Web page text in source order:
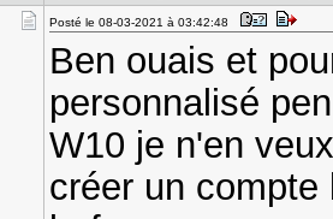
Posté le 08-03-2021 à 03:42:48
Ben ouais et
personnalisé
W10 je n'en
créer un